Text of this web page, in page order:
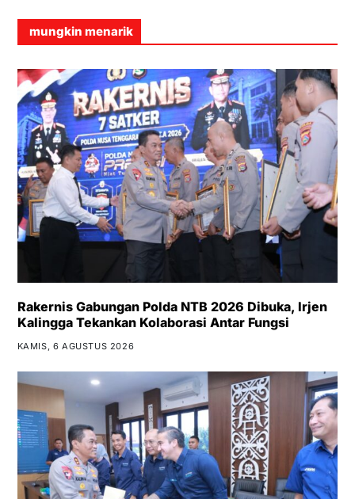
mungkin menarik
Rakernis Gabungan Polda NTB 2026 Dibuka, Irjen
Kalingga Tekankan Kolaborasi Antar Fungsi
KAMIS, 6 AGUSTUS 2026